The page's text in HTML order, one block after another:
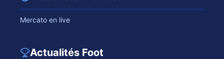
Mercato en live
Actualités Foot